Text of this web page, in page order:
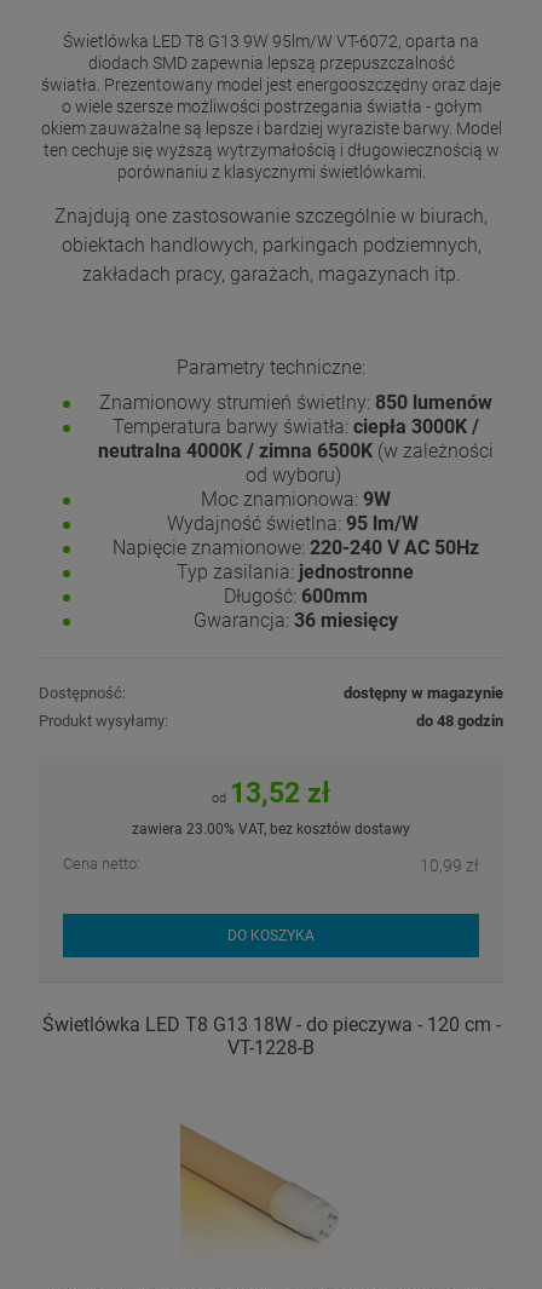
Świetlówka LED T8 G13 9W 95lm/W VT-6072, oparta na
diodach SMD zapewnia lepszą przepuszczalność
światła. Prezentowany model jest energooszczędny oraz daje
o wiele szersze możliwości postrzegania światła - gołym
okiem zauważalne są lepsze i bardziej wyraziste barwy. Model
ten cechuje się wyższą wytrzymałością i długowiecznością w
porównaniu z klasycznymi świetlówkami.
Znajdują one zastosowanie szczególnie w biurach,
obiektach handlowych, parkingach podziemnych,
zakładach pracy, garażach, magazynach itp.
Parametry techniczne:
Znamionowy strumień świetlny: 850 lumenów
Temperatura barwy światła: ciepła 3000K /
neutralna 4000K / zimna 6500K (w zależności
od wyboru)
Moc znamionowa: 9W
Wydajność świetlna: 95 lm/W
Napięcie znamionowe: 220-240 V AC 50Hz
Typ zasilania: jednostronne
Długość: 600mm
Gwarancja: 36 miesięcy
Dostępność:
dostępny w magazynie
Produkt wysyłamy:
do 48 godzin
od 13,52 zł
zawiera 23.00% VAT, bez kosztów dostawy
Cena netto: 10,99 zł
DO KOSZYKA
Świetlówka LED T8 G13 18W - do pieczywa - 120 cm -
VT-1228-B